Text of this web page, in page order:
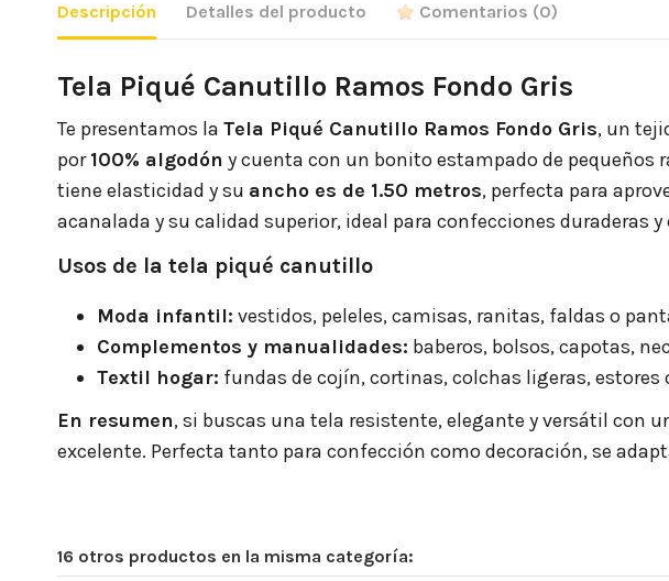
Descripción Detalles del producto Comentarios (0)
Tela Piqué Canutillo Ramos Fondo Gris
Te presentamos la Tela Piqué Canutillo Ramos Fondo Gris, un
por100% algodón y cuenta con un bonito estampado de
tiene elasticidad y su ancho es de 1.50 metros, perfecta para
acanalada y su calidad superior, ideal para confecciones duraderas y
Usos de la tela piqué canutillo
Moda infantil: vestidos, peleles, camisas, ranitas, faldas o
Complementos y manualidades: baberos, bolsos, capotas,
Textil hogar: fundas de cojín, cortinas, colchas ligeras, estores
En resumen, si buscas una tela resistente, elegante y versátil con
excelente. Perfecta tanto para confección como decoración, se
16 otros productos en la misma categoría: